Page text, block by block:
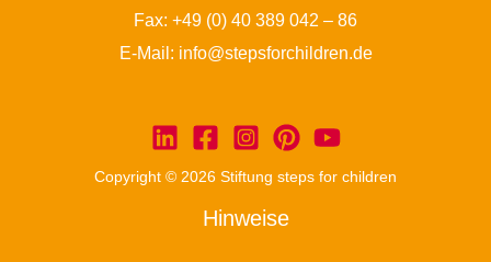
Fax: +49 (0) 40 389 042 – 86
E-Mail: info@stepsforchildren.de
Copyright © 2026 Stiftung steps for children
Hinweise